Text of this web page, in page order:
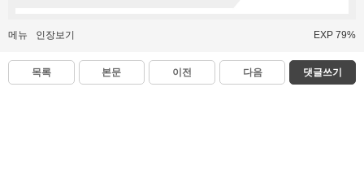
메뉴 인장보기 EXP 79%
목록 본문 이전 다음 댓글쓰기